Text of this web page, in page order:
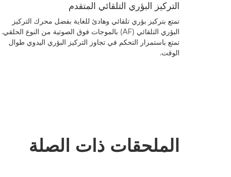
التركيز البؤري التلقائي المتقدم
تمتع بتركيز بؤري تلقائي وهادئ للغاية بفضل محرك التركيز
البؤري التلقائي (AF) بالموجات فوق الصوتية من النوع الحلقي.
تمتع باستمرار التحكم في تجاوز التركيز البؤري اليدوي طوال
الوقت.
الملحقات ذات الصلة